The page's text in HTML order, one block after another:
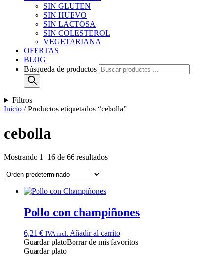
SIN GLUTEN
SIN HUEVO
SIN LACTOSA
SIN COLESTEROL
VEGETARIANA
OFERTAS
BLOG
Búsqueda de productos
Filtros
Inicio / Productos etiquetados “cebolla”
cebolla
Mostrando 1–16 de 66 resultados
Pollo con champiñones
6,21 € IVA incl. Añadir al carrito
Guardar platoBorrar de mis favoritos
Guardar plato